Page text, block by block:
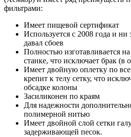
фильтрами:
Имеет пищевой сертификат
Используется с 2008 года и
давал сбоев
Полностью изготавливается
станке, что исключает брак (в
Имеет двойную оплетку по
крепит к телу сетку, что
обсадке колоны
Засиликонен по краям
Для надежности
полимерной нитью
Имеет двойной слой сетки
задерживающей песок.